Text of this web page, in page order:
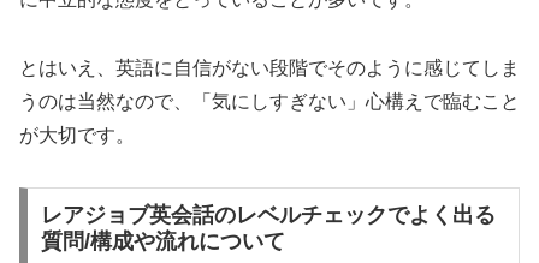
とはいえ、英語に自信がない段階でそのように感じてしま
うのは当然なので、「気にしすぎない」心構えで臨むこと
が大切です。
レアジョブ英会話のレベルチェックでよく出る
質問/構成や流れについて